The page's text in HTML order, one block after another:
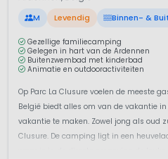
M Levendig Binnen- &
Gezellige familiecamping
Gelegen in hart van de Ardennen
Buitenzwembad met kinderbad
Animatie en outdooractiviteiten
Op Parc La Clusure voelen de meeste
België biedt alles om van de vakantie
vakantie te maken. Zowel jong als oud
Clusure. De camping ligt in een